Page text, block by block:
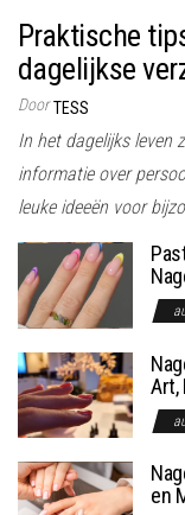
Praktische
dagelijkse
Door TESS
In het dagelijks leven
informatie over
leuke ideeën voor
Art,
en